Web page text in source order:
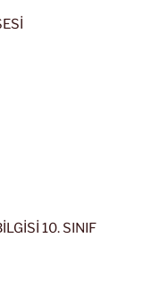
10. SINIF